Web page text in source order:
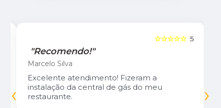
5
☆☆☆☆☆
"Recomendo!"
Marcelo Silva
Excelente atendimento! Fizeram a
instalação da central de gás do meu
restaurante.
‹ ›